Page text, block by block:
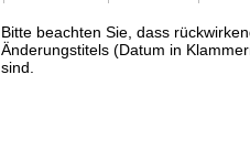
Bitte beachten Sie, dass
Änderungstitels (Datum in
sind.